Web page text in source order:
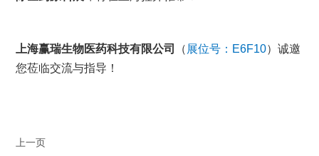
上海赢瑞生物医药科技有限公司 （ 展位号：E6F10）诚邀
您莅临交流与指导！
上一页